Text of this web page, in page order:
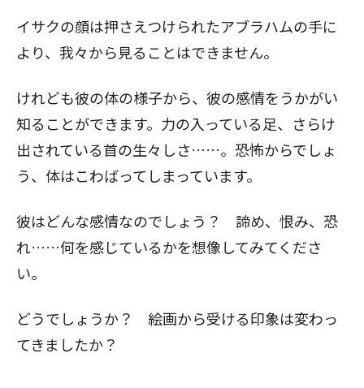
イサクの顔は押さえつけられたアブラハムの手に
より、我々から見ることはできません。
けれども彼の体の様子から、彼の感情をうかがい
知ることができます。力の入っている足、さらけ
出されている首の生々しさ……。恐怖からでしょ
う、体はこわばってしまっています。
彼はどんな感情なのでしょう？ 諦め、恨み、恐
れ……何を感じているかを想像してみてくださ
い。
どうでしょうか？ 絵画から受ける印象は変わっ
てきましたか？